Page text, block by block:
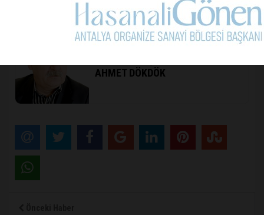
Federasyonu Başkanı Çelen’e başarılar diledi.
AHMET DÖKDÖK